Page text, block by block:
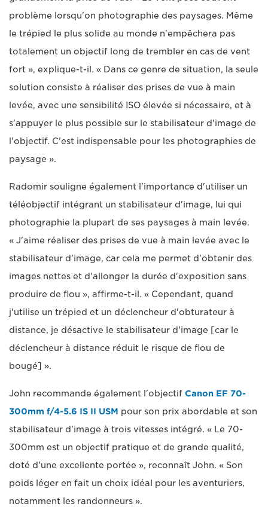
problème lorsqu'on photographie des paysages. Même
le trépied le plus solide au monde n'empêchera pas
totalement un objectif long de trembler en cas de vent
fort », explique-t-il. « Dans ce genre de situation, la seule
solution consiste à réaliser des prises de vue à main
levée, avec une sensibilité ISO élevée si nécessaire, et à
s'appuyer le plus possible sur le stabilisateur d'image de
l'objectif. C'est indispensable pour les photographies de
paysage ».
Radomir souligne également l'importance d'utiliser un
téléobjectif intégrant un stabilisateur d'image, lui qui
photographie la plupart de ses paysages à main levée.
« J'aime réaliser des prises de vue à main levée avec le
stabilisateur d'image, car cela me permet d'obtenir des
images nettes et d'allonger la durée d'exposition sans
produire de flou », affirme-t-il. « Cependant, quand
j'utilise un trépied et un déclencheur d'obturateur à
distance, je désactive le stabilisateur d'image [car le
déclencheur à distance réduit le risque de flou de
bougé] ».
John recommande également l'objectif Canon EF 70-
300mm f/4-5.6 IS II USM pour son prix abordable et son
stabilisateur d'image à trois vitesses intégré. « Le 70-
300mm est un objectif pratique et de grande qualité,
doté d'une excellente portée », reconnaît John. « Son
poids léger en fait un choix idéal pour les aventuriers,
notamment les randonneurs ».